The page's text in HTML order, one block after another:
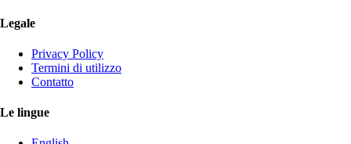
Legale
Privacy Policy
Termini di utilizzo
Contatto
Le lingue